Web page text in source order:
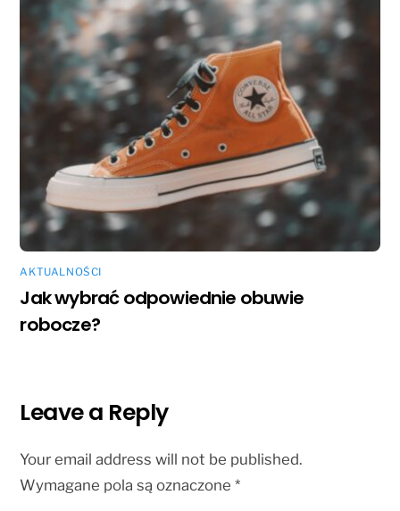
AKTUALNOŚCI
Jak wybrać odpowiednie obuwie
robocze?
Leave a Reply
Your email address will not be published.
Wymagane pola są oznaczone*